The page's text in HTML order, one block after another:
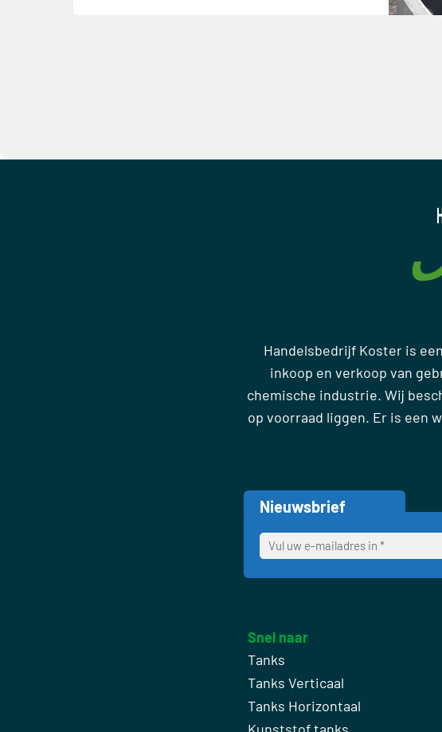
Handelsbedrijf Koster is
inkoop en verkoop van
chemische industrie. Wij
op voorraad liggen. Er is een
Nieuwsbrief
Snel naar
Tanks
Tanks Verticaal
Tanks Horizontaal